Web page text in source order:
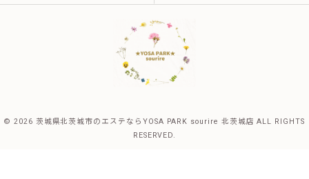
© 2026 茨城県北茨城市のエステならYOSA PARK sourire 北茨城店 ALL RIGHTS
RESERVED.